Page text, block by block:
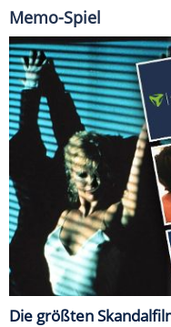
Memo-Spiel
Die größten